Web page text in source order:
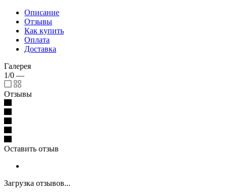
Описание
Отзывы
Как купить
Оплата
Доставка
Галерея
1/0 —
Отзывы
Оставить отзыв
Загрузка отзывов...